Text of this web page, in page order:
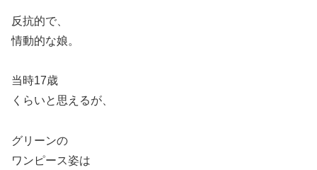
反抗的で、
情動的な娘。
当時17歳
くらいと思えるが、
グリーンの
ワンピース姿は